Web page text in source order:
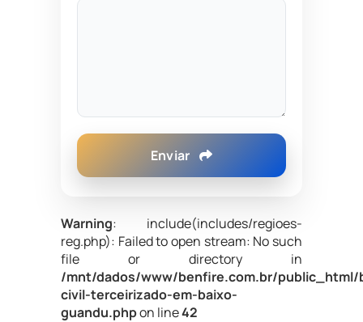
Enviar
Warning: include(includes/regioes-
reg.php): Failed to open stream: No such
file or directory in
/mnt/dados/www/benfire.com.br/public_html/
civil-terceirizado-em-baixo-
guandu.phpon line42